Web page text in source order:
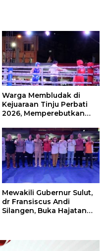
Warga Membludak di
Kejuaraan Tinju Perbati
2026, Memperebutkan
Mewakili Gubernur Sulut,
dr Fransiscus Andi
Silangen, Buka Hajatan